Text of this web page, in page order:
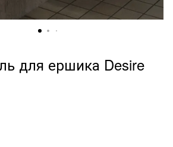
для ершика Desire